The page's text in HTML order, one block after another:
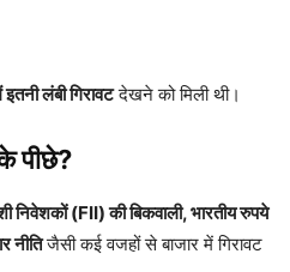
लंबी गिरावटदेखने को मिली थी।
पीछे?
निवेशकों (FII) की बिकवाली, भारतीय रुपये
नीतिजैसी कई वजहों से बाजार में गिरावट